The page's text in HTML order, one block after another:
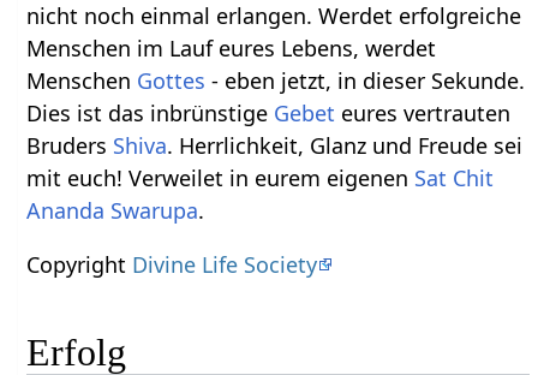
nicht noch einmal erlangen. Werdet erfolgreiche
Menschen im Lauf eures Lebens, werdet
Menschen Gottes - eben jetzt, in dieser Sekunde.
Dies ist das inbrünstige Gebet eures vertrauten
Bruders Shiva. Herrlichkeit, Glanz und Freude sei
mit euch! Verweilet in eurem eigenen Sat Chit
Ananda Swarupa.
Copyright Divine Life Society
Erfolg